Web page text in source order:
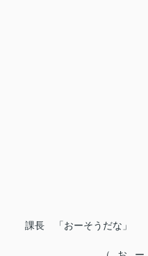
課長 「おーそうだな」